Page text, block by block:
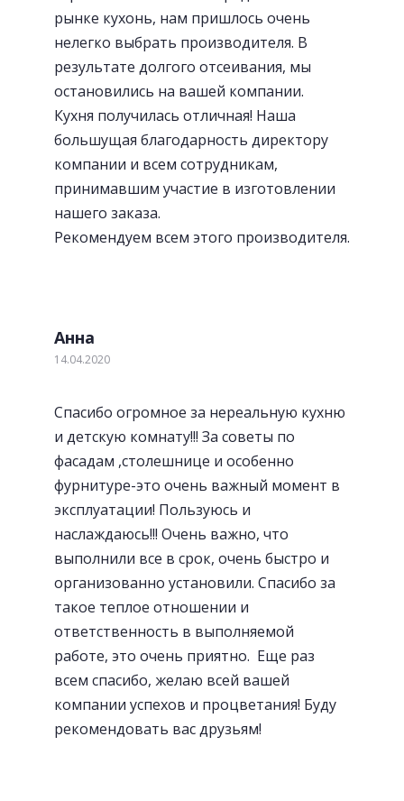
Лотки для приборов
Современная Blum-фурнитура
рынке кухонь, нам пришлось очень
нелегко выбрать производителя. В
результате долгого отсеивания, мы
остановились на вашей компании.
Кухня получилась отличная! Наша
большущая благодарность директору
компании и всем сотрудникам,
принимавшим участие в изготовлении
нашего заказа.
Рекомендуем всем этого производителя.
Анна
14.04.2020
Спасибо огромное за нереальную кухню
и детскую комнату!!! За советы по
фасадам ,столешнице и особенно
фурнитуре-это очень важный момент в
эксплуатации! Пользуюсь и
наслаждаюсь!!! Очень важно, что
выполнили все в срок, очень быстро и
организованно установили. Спасибо за
такое теплое отношении и
ответственность в выполняемой
работе, это очень приятно. Еще раз
всем спасибо, желаю всей вашей
компании успехов и процветания! Буду
рекомендовать вас друзьям!